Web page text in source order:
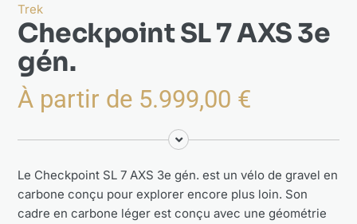
Trek
Checkpoint SL 7 AXS 3e
gén.
À partir de 5.999,00 €
Le Checkpoint SL 7 AXS 3e gén. est un vélo de gravel en
carbone conçu pour explorer encore plus loin. Son
cadre en carbone léger est conçu avec une géométrie